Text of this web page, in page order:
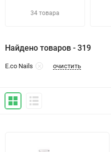
34 товара
Найдено товаров - 319
E.co Nails очистить